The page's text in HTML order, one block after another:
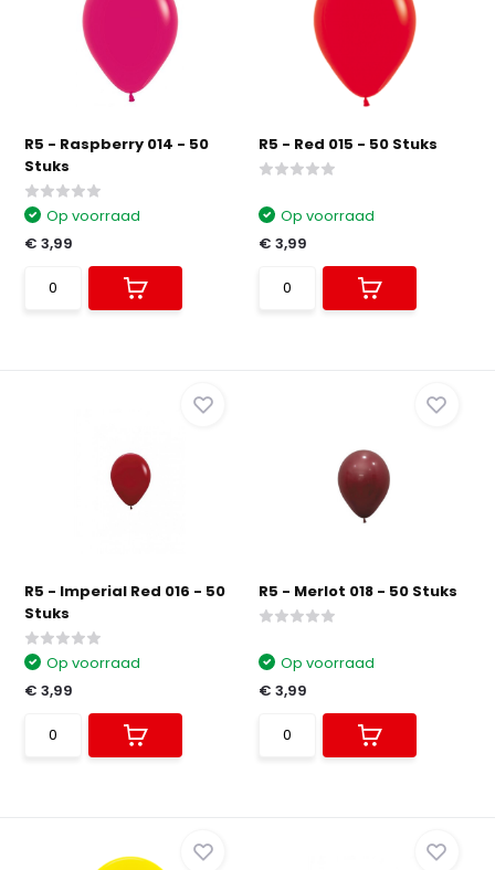
R5 - Raspberry 014 - 50
Stuks
Op voorraad
€ 3,99
R5 - Red 015 - 50 Stuks
Op voorraad
€ 3,99
R5 - Imperial Red 016 - 50
Stuks
Op voorraad
€ 3,99
R5 - Merlot 018 - 50 Stuks
Op voorraad
€ 3,99